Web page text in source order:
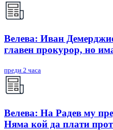
Велева: Иван
главен прокурор, но
преди 2 часа
Велева: На Радев му
Няма кой да плати